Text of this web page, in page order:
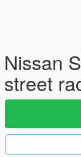
Nissan
street